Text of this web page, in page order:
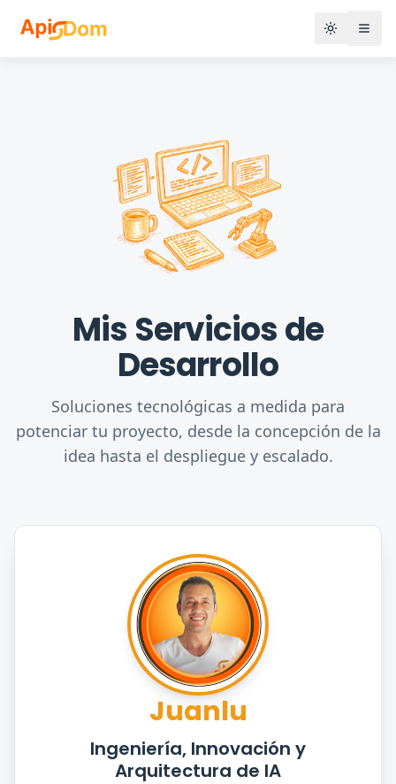
Abrir
Mis Servicios de
Desarrollo
Soluciones tecnológicas a medida para
potenciar tu proyecto, desde la concepción de la
idea hasta el despliegue y escalado.
Juanlu
Ingeniería, Innovación y
Arquitectura de IA